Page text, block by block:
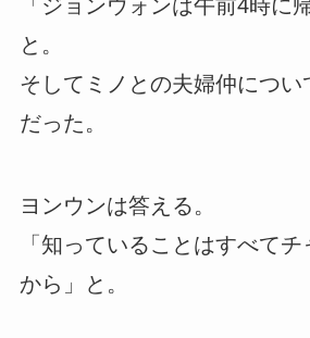
「ジョンウォンは午前4時に
と。
そしてミノとの夫婦仲につい
だった。
ヨンウンは答える。
「知っていることはすべて
から」と。